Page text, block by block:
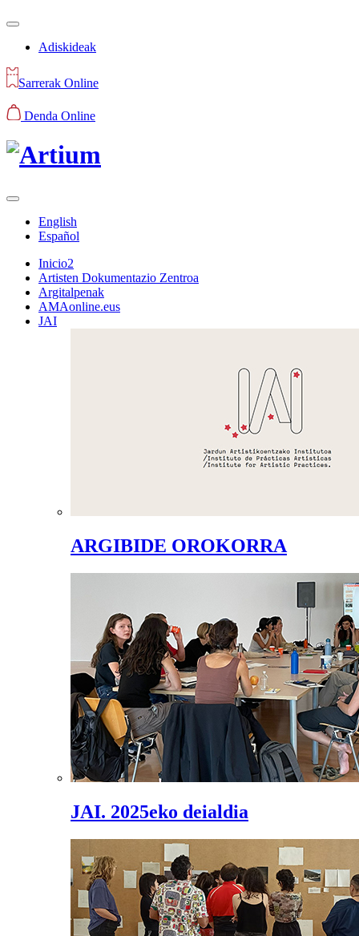
Adiskideak
Sarrerak Online
Denda Online
English
Español
Inicio2
Artisten Dokumentazio Zentroa
Argitalpenak
AMAonline.eus
JAI
ARGIBIDE OROKORRA
JAI. 2025eko deialdia